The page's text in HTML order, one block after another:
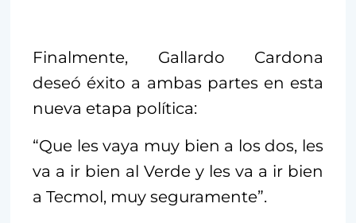
Finalmente, Gallardo Cardona
deseó éxito a ambas partes en esta
nueva etapa política:
“Que les vaya muy bien a los dos, les
va a ir bien al Verde y les va a ir bien
a Tecmol, muy seguramente”.